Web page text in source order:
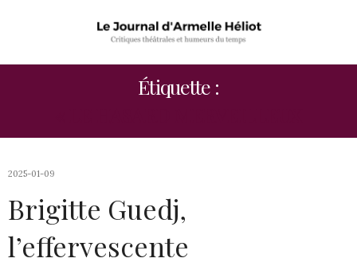
Étiquette :
2025-01-09
Brigitte Guedj,
l’effervescente